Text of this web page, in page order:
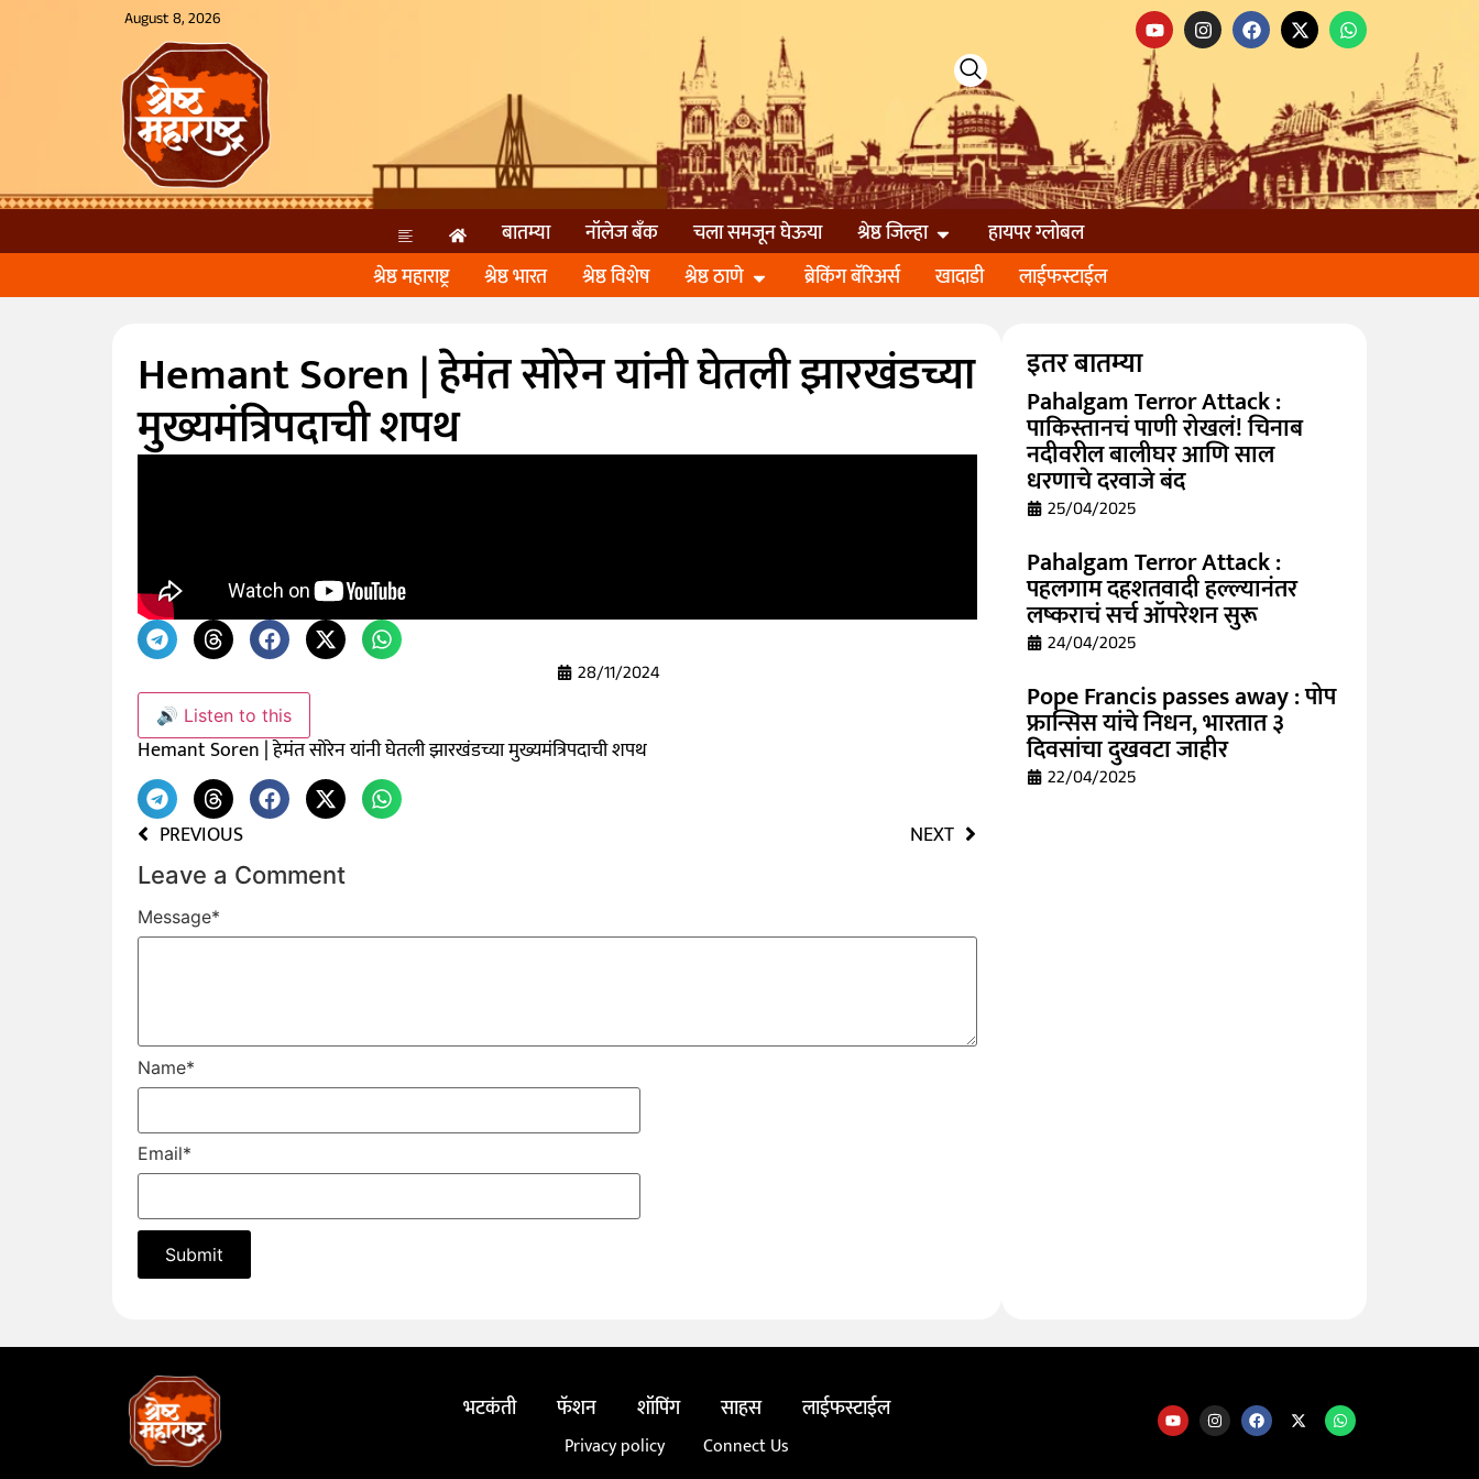
August 8, 2026
बातम्या नॉलेज बॅंक चला समजून घेऊया श्रेष्ठ जिल्हा
हायपर ग्लोबल
श्रेष्ठ महाराष्ट्र
श्रेष्ठ भारत श्रेष्ठ विशेष श्रेष्ठ ठाणे ब्रेकिंग बॅरिअर्स खादाडी लाईफस्टाईल
Hemant Soren | हेमंत सोरेन यांनी घेतली झारखंडच्या
मुख्यमंत्रिपदाची शपथ
28/11/2024
🔊 Listen to this
Hemant Soren | हेमंत सोरेन यांनी घेतली झारखंडच्या मुख्यमंत्रिपदाची शपथ
PREVIOUS NEXT
Leave a Comment
Message*
Name*
Email*
इतर बातम्या
Pahalgam Terror Attack :
पाकिस्तानचं पाणी रोखलं! चिनाब
नदीवरील बालीघर आणि साल
धरणाचे दरवाजे बंद
25/04/2025
Pahalgam Terror Attack :
पहलगाम दहशतवादी हल्ल्यानंतर
लष्कराचं सर्च ऑपरेशन सुरू
24/04/2025
Pope Francis passes away : पोप
फ्रान्सिस यांचे निधन, भारतात ३
दिवसांचा दुखवटा जाहीर
22/04/2025
भटकंती फॅशन शॉपिंग साहस लाईफस्टाईल
Privacy policy Connect Us